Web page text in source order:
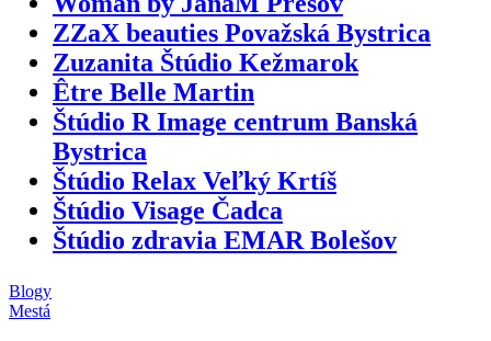
ZZaX beauties Považská Bystrica
Zuzanita Štúdio Kežmarok
Être Belle Martin
Štúdio R Image centrum Banská
Bystrica
Štúdio Relax Veľký Krtíš
Štúdio Visage Čadca
Štúdio zdravia EMAR Bolešov
Blogy
Mestá